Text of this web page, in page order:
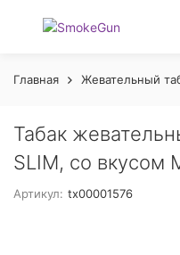
Главная Жевательный
Табак
SLIM, со вкусом
Артикул: tx00001576